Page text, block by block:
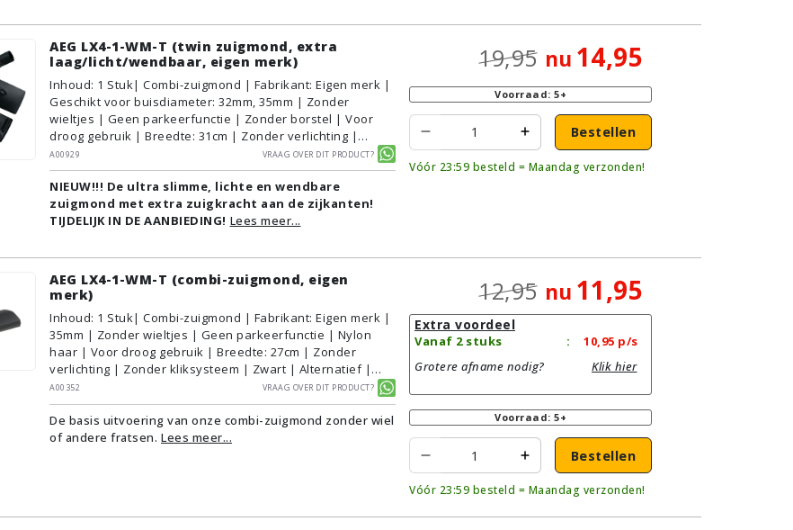
AEG LX4-1-WM-T (twin zuigmond, extra
laag/licht/wendbaar, eigen merk)
Inhoud: 1 Stuk| Combi-zuigmond | Fabrikant: Eigen merk |
Geschikt voor buisdiameter: 32mm, 35mm | Zonder
wieltjes | Geen parkeerfunctie | Zonder borstel | Voor
droog gebruik | Breedte: 31cm | Zonder verlichting |
Zonder kliksysteem | Zwart | Alternatief | Geschikt voor
vloertype: Plavuizen/Tegels, Parket/Laminaat, PVC/Vinyl,
Tapijt/Vloerbedekking
A00929 Vraag over dit product?
NIEUW!!! De ultra slimme, lichte en wendbare
zuigmond met extra zuigkracht aan de zijkanten!
TIJDELIJK IN DE AANBIEDING! Lees meer...
19,95 nu 14,95
Voorraad: 5+
Bestellen
Vóór 23:59 besteld = Maandag verzonden!
AEG LX4-1-WM-T (combi-zuigmond, eigen
merk)
Inhoud: 1 Stuk| Combi-zuigmond | Fabrikant: Eigen merk |
35mm | Zonder wieltjes | Geen parkeerfunctie | Nylon
haar | Voor droog gebruik | Breedte: 27cm | Zonder
verlichting | Zonder kliksysteem | Zwart | Alternatief |
Geschikt voor vloertype: Plavuizen/Tegels,
Parket/Laminaat, PVC/Vinyl, Tapijt/Vloerbedekking
A00352 Vraag over dit product?
De basis uitvoering van onze combi-zuigmond zonder wiel
of andere fratsen. Lees meer...
12,95 nu 11,95
Extra voordeel
Vanaf 2 stuks : 10,95 p/s
Grotere afname nodig?
Klik hier
Voorraad: 5+
Bestellen
Vóór 23:59 besteld = Maandag verzonden!